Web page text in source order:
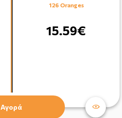
126 Oranges
15.59€
Αγορά